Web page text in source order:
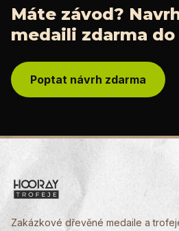
Máte závod?
medaili zdarma
Poptat návrh zdarma
Zakázkové dřevěné medaile a